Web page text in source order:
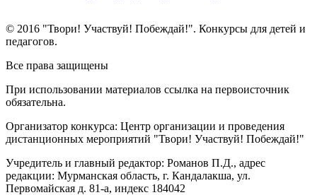
© 2016 "Твори! Участвуй! Побеждай!". Конкурсы для детей и
педагогов.
Все права защищены
При использовании материалов ссылка на первоисточник
обязательна.
Организатор конкурса: Центр организации и проведения
дистанционных мероприятий "Твори! Участвуй! Побеждай!"
Учредитель и главный редактор: Романов П.Д., адрес
редакции: Мурманская область, г. Кандалакша, ул.
Первомайская д. 81-а, индекс 184042